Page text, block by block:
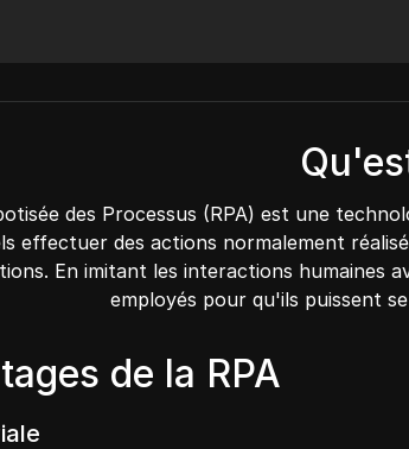
des Processus (RPA) est une
effectuer des actions normalement
En imitant les interactions humaines
employés pour qu'ils puissent
de la RPA